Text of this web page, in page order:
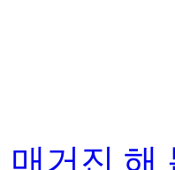
매거진 해